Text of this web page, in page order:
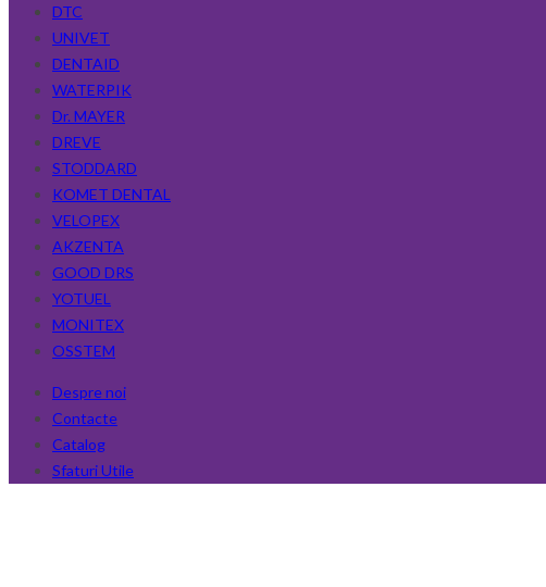
DTC
UNIVET
DENTAID
WATERPIK
Dr. MAYER
DREVE
STODDARD
KOMET DENTAL
VELOPEX
AKZENTA
GOOD DRS
YOTUEL
MONITEX
OSSTEM
Despre noi
Contacte
Catalog
Sfaturi Utile